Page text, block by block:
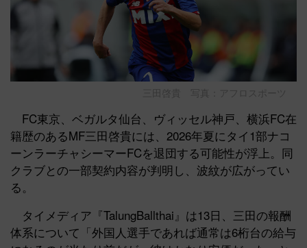
三田啓貴 写真：アフロスポーツ
FC東京、ベガルタ仙台、ヴィッセル神戸、横浜FC在
籍歴のあるMF三田啓貴には、2026年夏にタイ1部ナコ
ーンラーチャシーマーFCを退団する可能性が浮上。同
クラブとの一部契約内容が判明し、波紋が広がってい
る。
タイメディア『TalungBallthai』は13日、三田の報酬
体系について「外国人選手であれば通常は6桁台の給与